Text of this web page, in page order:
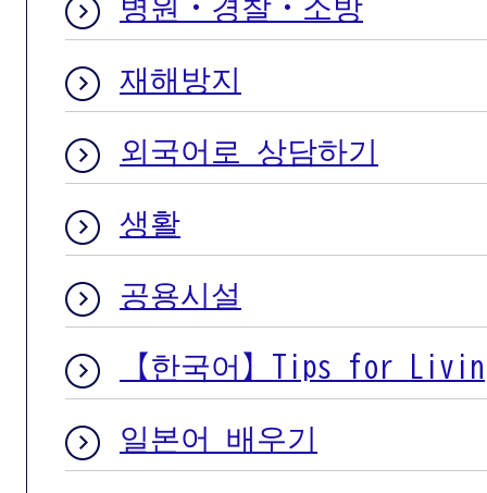
병원・경찰・소방
재해방지
외국어로 상담하기
생활
공용시설
【한국어】Tips for
일본어 배우기